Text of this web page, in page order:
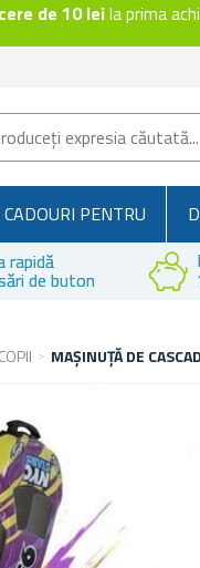
de 10 leila prima
CADOURI PENTRU
rapidă
de buton
MAȘINUȚĂ DE